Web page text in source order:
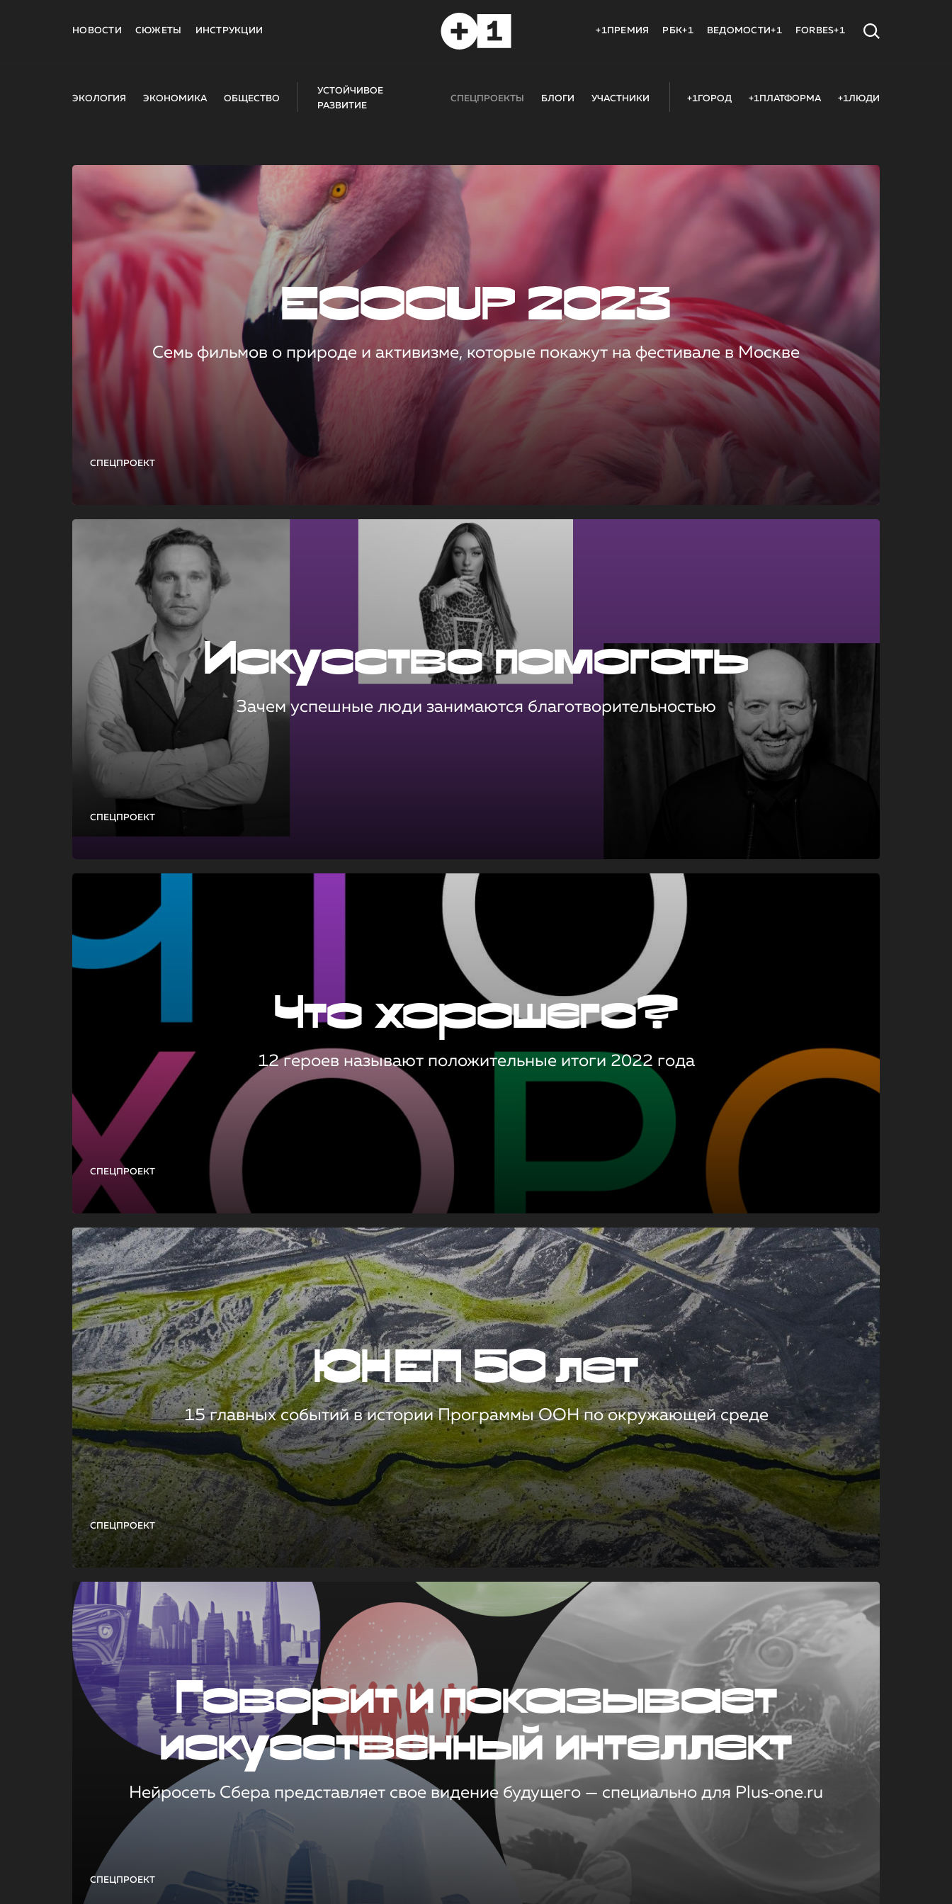
НОВОСТИ СЮЖЕТЫ ИНСТРУКЦИИ +1ПРЕМИЯ РБК+1 ВЕДОМОСТИ+1 FORBES+1
ЭКОЛОГИЯ ЭКОНОМИКА ОБЩЕСТВО
УСТОЙЧИВОЕ
РАЗВИТИЕ
СПЕЦПРОЕКТЫ БЛОГИ УЧАСТНИКИ +1ГОРОД +1ПЛАТФОРМА +1ЛЮДИ
СПЕЦПРОЕКТ
ECOCUP 2023
Семь фильмов о природе и активизме, которые покажут на фестивале в Москве
СПЕЦПРОЕКТ
Искусство помогать
Зачем успешные люди занимаются благотворительностью
СПЕЦПРОЕКТ
Что хорошего?
12 героев называют положительные итоги 2022 года
СПЕЦПРОЕКТ
ЮНЕП 50 лет
15 главных событий в истории Программы ООН по окружающей среде
СПЕЦПРОЕКТ
Говорит и показывает
искусственный интеллект
Нейросеть Сбера представляет свое видение будущего — специально для Plus‑one.ru